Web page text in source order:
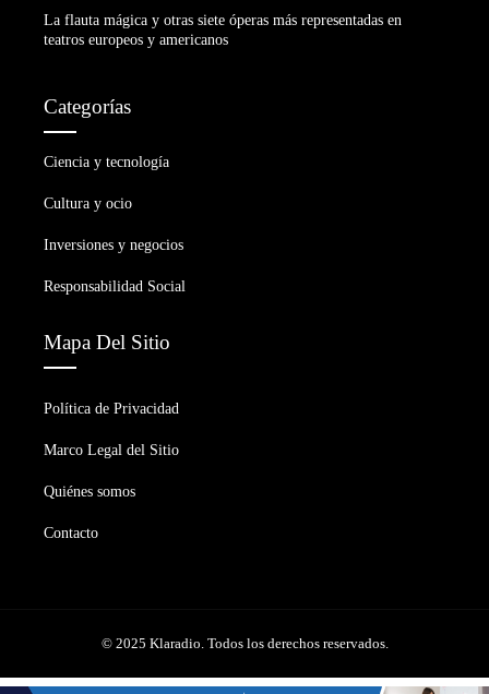
La flauta mágica y otras siete óperas más representadas en
teatros europeos y americanos
Categorías
Ciencia y tecnología
Cultura y ocio
Inversiones y negocios
Responsabilidad Social
Mapa Del Sitio
Política de Privacidad
Marco Legal del Sitio
Quiénes somos
Contacto
© 2025 Klaradio. Todos los derechos reservados.